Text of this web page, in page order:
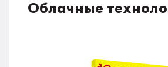
Облачные